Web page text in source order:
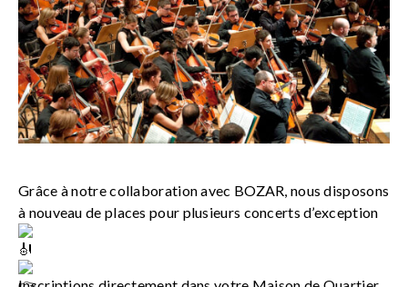
Grâce à notre collaboration avec BOZAR, nous disposons
à nouveau de places pour plusieurs concerts d’exception